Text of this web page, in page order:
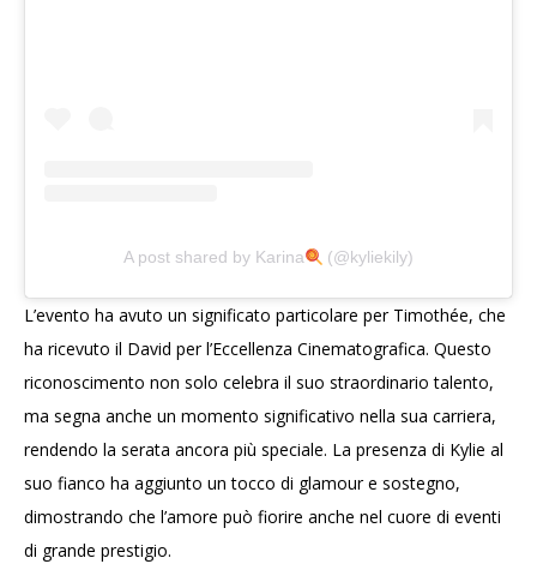
A post shared by Karina (@kyliekily)
L’evento ha avuto un significato particolare per Timothée, che
ha ricevuto il David per l’Eccellenza Cinematografica. Questo
riconoscimento non solo celebra il suo straordinario talento,
ma segna anche un momento significativo nella sua carriera,
rendendo la serata ancora più speciale. La presenza di Kylie al
suo fianco ha aggiunto un tocco di glamour e sostegno,
dimostrando che l’amore può fiorire anche nel cuore di eventi
di grande prestigio.